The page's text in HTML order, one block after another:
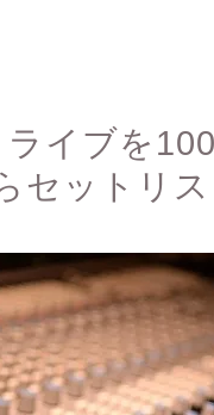
ライブを
セットリ